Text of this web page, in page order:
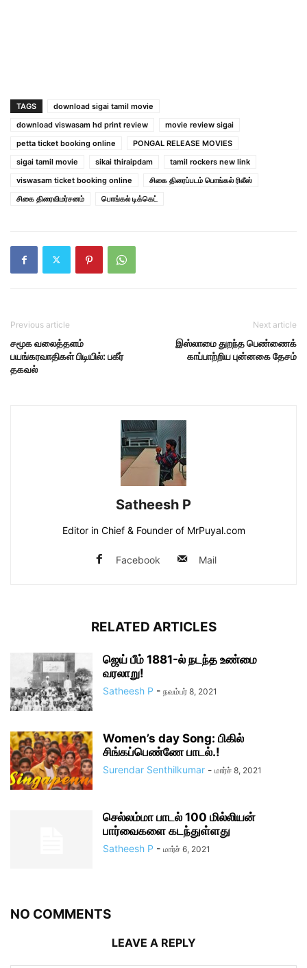
TAGS
download sigai tamil movie
download viswasam hd print review
movie review sigai
petta ticket booking online
PONGAL RELEASE MOVIES
sigai tamil movie
sikai thiraipdam
tamil rockers new link
viswasam ticket booking online
சிகை திரைப்படம் பொங்கல் ரிலீஸ்
சிகை திரைவிமர்சனம்
பொங்கல் டிக்கெட்
Previous article
சமூக வலைத்தளம்
பயங்கரவாதிகள் பிடியில்: பகீர்
தகவல்
Next article
இஸ்லாமை துறந்த பெண்ணைக்
காப்பாற்றிய புன்னகை தேசம்
Satheesh P
Editor in Chief & Founder of MrPuyal.com
Facebook Mail
RELATED ARTICLES
ஜெய் பீம் 1881-ல் நடந்த உண்மை
வரலாறு!
Satheesh P - நவம்பர் 8, 2021
Women’s day Song: பிகில்
சிங்கப்பெண்ணே பாடல்.!
Surendar Senthilkumar - மார்ச் 8, 2021
செல்லம்மா பாடல் 100 மில்லியன்
பார்வைகளை கடந்துள்ளது
Satheesh P - மார்ச் 6, 2021
NO COMMENTS
LEAVE A REPLY